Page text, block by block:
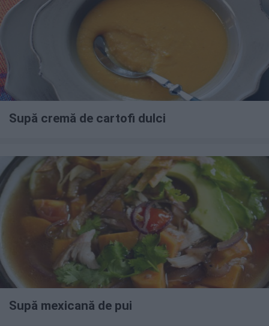
Supă cremă de cartofi dulci
Supă mexicană de pui